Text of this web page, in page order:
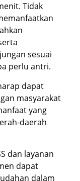
Tidak
sesuai
perlu antri.
dapat
masyarakat
yang
daerah
dan layanan
dapat
dalam